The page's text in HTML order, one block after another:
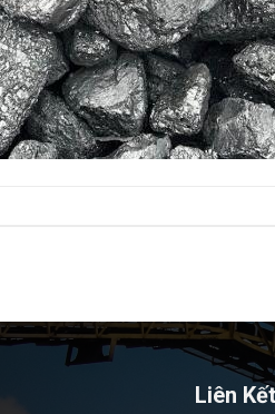
Liên Kết